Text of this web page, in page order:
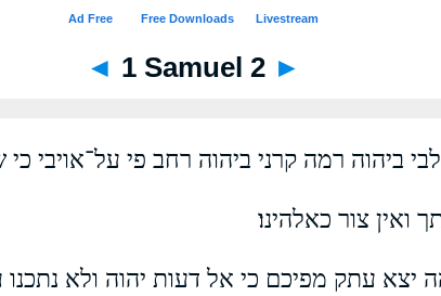
◄ 1 Samuel 2 ►
ביהוה רמה קרני ביהוה רחב פי על־אויבי כי
ואין צור כאלהינו׃
יצא עתק מפיכם כי אל דעות יהוה ולא נתכנו